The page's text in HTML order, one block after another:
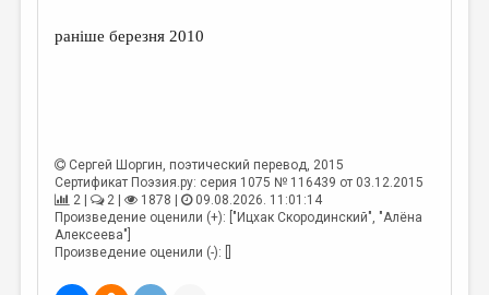
РЕЦЕНЗИРОВАНИЕ
ЦИКЛЫ ПУБЛИКАЦИЙ
ТРЕДИАКОВСКИЙ
МЕДИА
ранiше березня 2010
Сергей Шоргин, поэтический перевод, 2015
Сертификат Поэзия.ру: серия 1075 № 116439 от 03.12.2015
2 |
2 | 1878 |
09.08.2026. 11:01:14
Произведение оценили (+): ["Ицхак Скородинский", "Алёна
Алексеева"]
Произведение оценили (-): []